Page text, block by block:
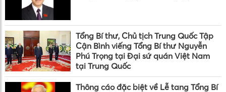
Tổng Bí thư, Chủ tịch Trung Quốc Tập
Cận Bình viếng Tổng Bí thư Nguyễn
Phú Trọng tại Đại sứ quán Việt Nam
tại Trung Quốc
Thông cáo đặc biệt về Lễ tang Tổng Bí